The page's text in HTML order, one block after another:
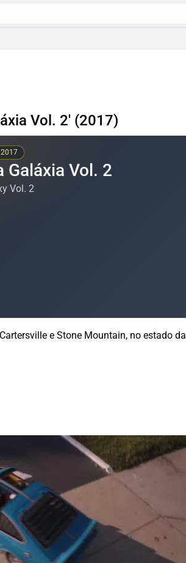
Vol. 2' (2017)
2017
Galáxia Vol. 2
Vol. 2
e Stone Mountain, no estado da